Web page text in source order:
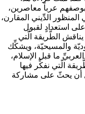
عرباً معاصرين،
الدِّيني المقارن،
استعدادٍ لقبول
الطَّريقة الَّتي
والمسيحيّة، ويشكِّك
العربيِّ ما قبل الإسلام،
الّتي نفكِّر فيها
أن يحثّ على مشاركة